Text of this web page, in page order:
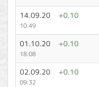
14.09.20
10:49
+0.10
01.10.20
18:08
+0.10
02.09.20
09:32
+0.10